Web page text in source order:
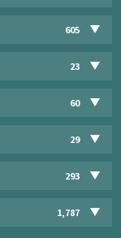
605
23
60
29
293
1,787